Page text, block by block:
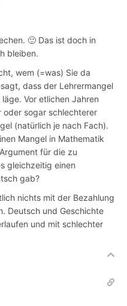
🙂 Das ist doch in
bleiben.
wem (=was) Sie da
dass der Lehrermangel
Vor etlichen Jahren
sogar schlechterer
(natürlich je nach Fach).
Mangel in Mathematik
für die zu
gleichzeitig einen
gab?
nichts mit der Bezahlung
Deutsch und Geschichte
und mit schlechter